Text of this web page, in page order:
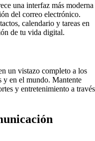
una interfaz más moderna
del correo electrónico.
calendario y tareas en
de tu vida digital.
un vistazo completo a los
y en el mundo. Mantente
y entretenimiento a través